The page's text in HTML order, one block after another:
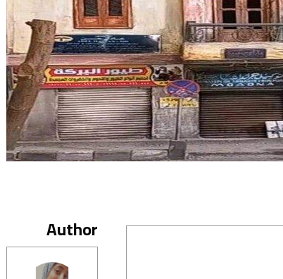
Author